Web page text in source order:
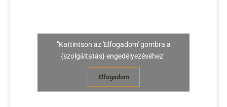
"Kattintson az 'Elfogadom' gombra a
{szolgáltatás} engedélyezéséhez"
Elfogadom